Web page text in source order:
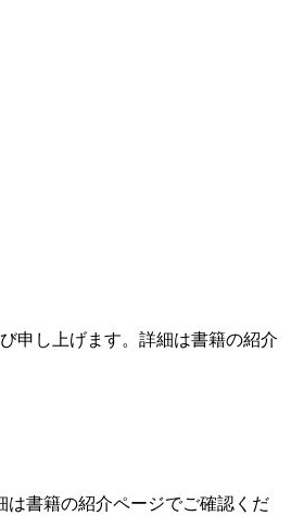
申し上げます。詳細は書籍の紹介
は書籍の紹介ページでご確認くだ